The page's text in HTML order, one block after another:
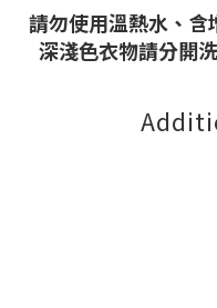
請勿使用溫熱水、
深淺色衣物請分開